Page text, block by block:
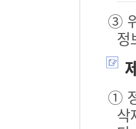
③
정
①
삭